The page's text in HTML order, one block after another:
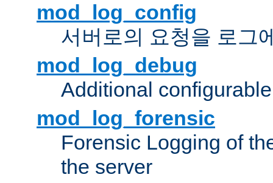
mod_log_config
서버로의 요청을 로그
mod_log_debug
Additional
mod_log_forensic
Forensic Logging of
the server